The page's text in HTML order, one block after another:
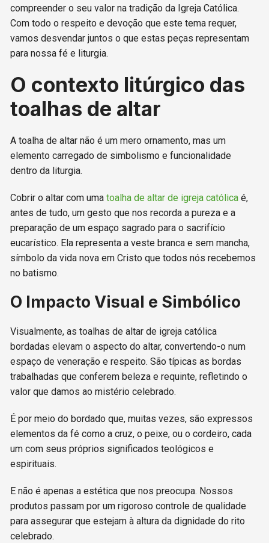
compreender o seu valor na tradição da Igreja Católica.
Com todo o respeito e devoção que este tema requer,
vamos desvendar juntos o que estas peças representam
para nossa fé e liturgia.
O contexto litúrgico das
toalhas de altar
A toalha de altar não é um mero ornamento, mas um
elemento carregado de simbolismo e funcionalidade
dentro da liturgia.
Cobrir o altar com umatoalha de altar de igreja católica é,
antes de tudo, um gesto que nos recorda a pureza e a
preparação de um espaço sagrado para o sacrifício
eucarístico. Ela representa a veste branca e sem mancha,
símbolo da vida nova em Cristo que todos nós recebemos
no batismo.
O Impacto Visual e Simbólico
Visualmente, as toalhas de altar de igreja católica
bordadas elevam o aspecto do altar, convertendo-o num
espaço de veneração e respeito. São típicas as bordas
trabalhadas que conferem beleza e requinte, refletindo o
valor que damos ao mistério celebrado.
É por meio do bordado que, muitas vezes, são expressos
elementos da fé como a cruz, o peixe, ou o cordeiro, cada
um com seus próprios significados teológicos e
espirituais.
E não é apenas a estética que nos preocupa. Nossos
produtos passam por um rigoroso controle de qualidade
para assegurar que estejam à altura da dignidade do rito
celebrado.